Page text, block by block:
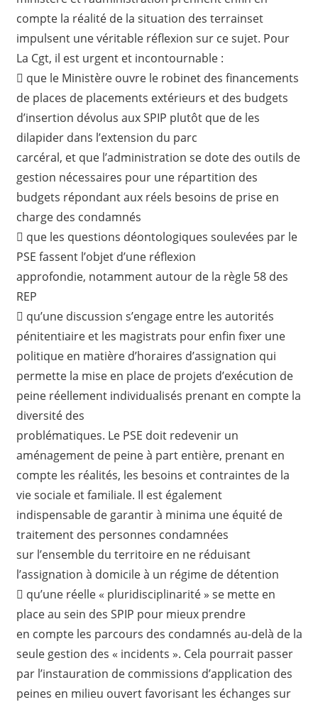
compte la réalité de la situation des terrainset
impulsent une véritable réflexion sur ce sujet. Pour
La Cgt, il est urgent et incontournable :
 que le Ministère ouvre le robinet des financements
de places de placements extérieurs et des budgets
d’insertion dévolus aux SPIP plutôt que de les
dilapider dans l’extension du parc
carcéral, et que l’administration se dote des outils de
gestion nécessaires pour une répartition des
budgets répondant aux réels besoins de prise en
charge des condamnés
 que les questions déontologiques soulevées par le
PSE fassent l’objet d’une réflexion
approfondie, notamment autour de la règle 58 des
REP
 qu’une discussion s’engage entre les autorités
pénitentiaire et les magistrats pour enfin fixer une
politique en matière d’horaires d’assignation qui
permette la mise en place de projets d’exécution de
peine réellement individualisés prenant en compte la
diversité des
problématiques. Le PSE doit redevenir un
aménagement de peine à part entière, prenant en
compte les réalités, les besoins et contraintes de la
vie sociale et familiale. Il est également
indispensable de garantir à minima une équité de
traitement des personnes condamnées
sur l’ensemble du territoire en ne réduisant
l’assignation à domicile à un régime de détention
 qu’une réelle « pluridisciplinarité » se mette en
place au sein des SPIP pour mieux prendre
en compte les parcours des condamnés au-delà de la
seule gestion des « incidents ». Cela pourrait passer
par l’instauration de commissions d’application des
peines en milieu ouvert favorisant les échanges sur